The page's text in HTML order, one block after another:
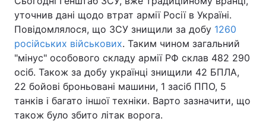
уточнив дані щодо втрат армії Росії в Україні.
Повідомлялося, що ЗСУ знищили за добу 1260
російських військових. Таким чином загальний
"мінус" особового складу армії РФ склав 482 290
осіб. Також за добу українці знищили 42 БПЛА,
22 бойові броньовані машини, 1 засіб ППО, 5
танків і багато іншої техніки. Варто зазначити, що
також було збито літак ворога.